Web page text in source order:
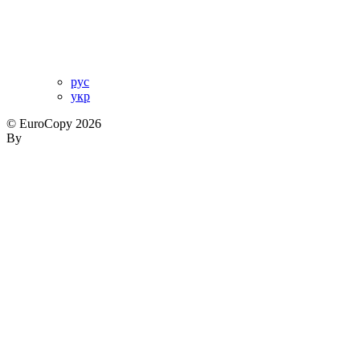
рус
укр
© EuroCopy 2026
By